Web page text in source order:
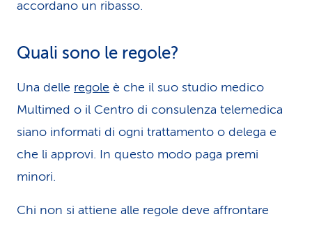
accordano un ribasso.
Quali sono le regole?
Una delle regole è che il suo studio medico
Multimed o il Centro di consulenza telemedica
siano informati di ogni trattamento o delega e
che li approvi. In questo modo paga premi
minori.
Chi non si attiene alle regole deve affrontare